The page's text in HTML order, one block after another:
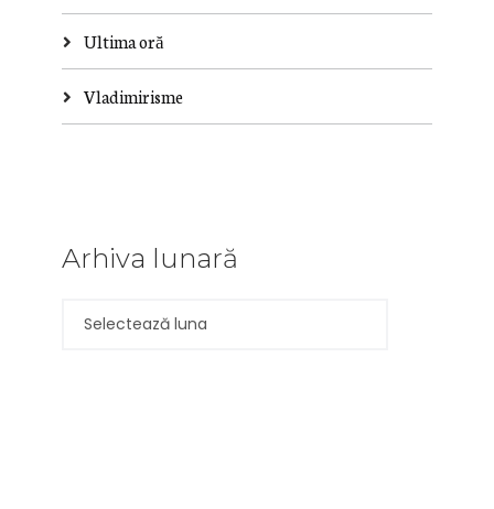
Ultima oră
Vladimirisme
Arhiva lunară